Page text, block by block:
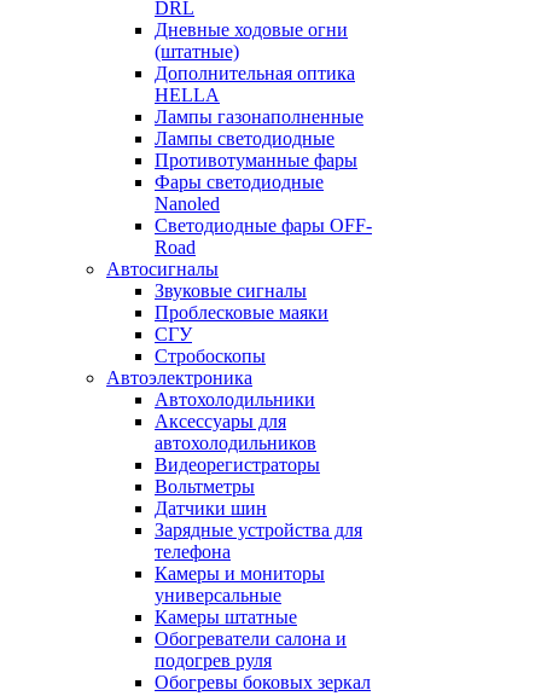
DRL
Дневные ходовые огни
(штатные)
Дополнительная оптика
HELLA
Лампы газонаполненные
Лампы светодиодные
Противотуманные фары
Фары светодиодные
Nanoled
Светодиодные фары OFF-
Road
Автосигналы
Звуковые сигналы
Проблесковые маяки
СГУ
Стробоскопы
Автоэлектроника
Автохолодильники
Аксессуары для
автохолодильников
Видеорегистраторы
Вольтметры
Датчики шин
Зарядные устройства для
телефона
Камеры и мониторы
универсальные
Камеры штатные
Обогреватели салона и
подогрев руля
Обогревы боковых зеркал